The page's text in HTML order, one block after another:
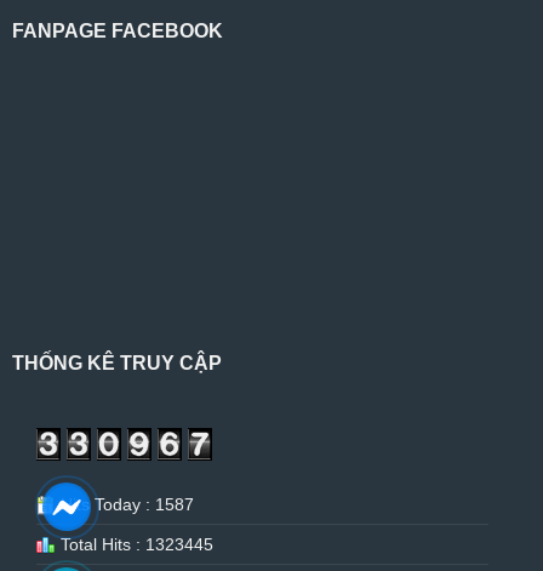
FANPAGE FACEBOOK
THỐNG KÊ TRUY CẬP
Hits Today : 1587
Total Hits : 1323445